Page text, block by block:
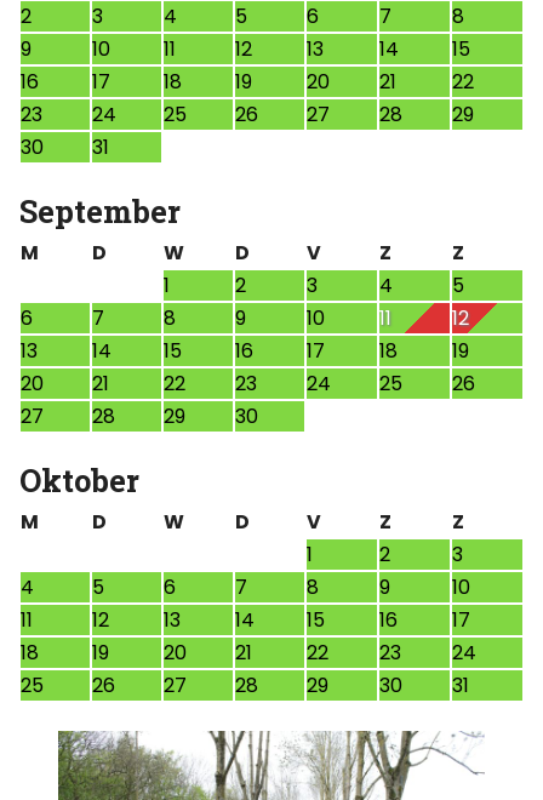
2
3 4 5 6 7
8
9
10 11 12 13 14
15
16
17 18 19 20 21
22
23
24 25 26 27 28
29
30
31
September
M D W D V Z
Z
1
2 3 4
5
6
7 8 9 10 11
12
13
14 15 16 17 18
19
20
21 22 23 24 25
26
27
28 29 30
Oktober
M D W D V Z
Z
1
2
3
4
5 6 7 8 9
10
11
12 13 14 15 16
17
18
19 20 21 22 23
24
25
26 27 28 29 30 31